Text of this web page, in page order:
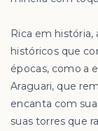
Rica em
históricos que
épocas, como a
Araguari, que
encanta com
suas torres que